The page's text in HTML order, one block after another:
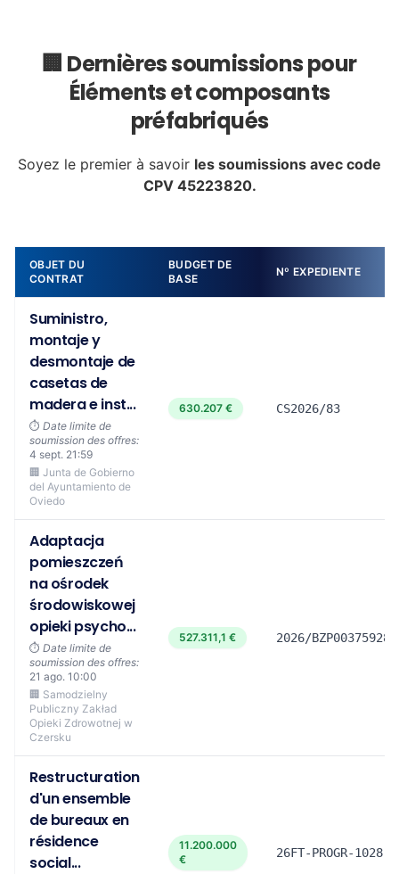
🏢 Dernières soumissions pour
Éléments et composants
préfabriqués
Soyez le premier à savoir les soumissions avec code
CPV 45223820.
OBJET DU
CONTRAT
BUDGET DE
BASE
Nº EXPEDIENTE
Suministro,
montaje y
desmontaje de
casetas de
madera e inst...
⏱️ Date limite de
soumission des offres:
4 sept. 21:59
🏢 Junta de Gobierno
del Ayuntamiento de
Oviedo
630.207 € CS2026/83
Adaptacja
pomieszczeń
na ośrodek
środowiskowej
opieki psycho...
⏱️ Date limite de
soumission des offres:
21 ago. 10:00
🏢 Samodzielny
Publiczny Zakład
Opieki Zdrowotnej w
Czersku
527.311,1 € 2026/
Restructuration
d'un ensemble
de bureaux en
résidence
social...
11.200.000
€
26FT-PROGR-1028-Z